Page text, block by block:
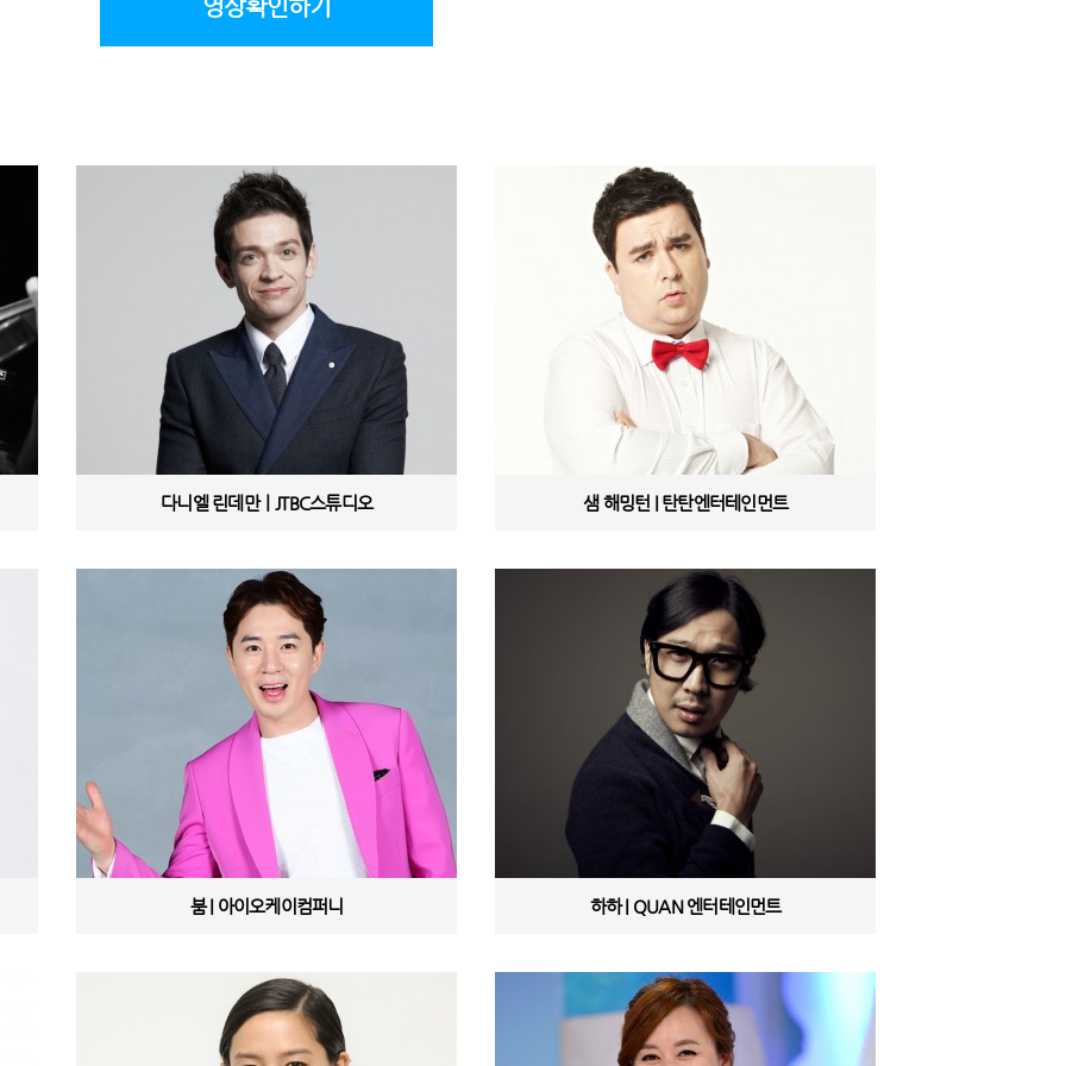
영상확인하기
다니엘 린데만ㅣJTBC스튜디오 샘 해밍턴 | 탄탄엔터테인먼트
붐 | 아이오케이컴퍼니 하하 | QUAN 엔터테인먼트